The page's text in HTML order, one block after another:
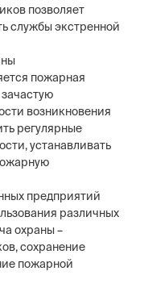
позволяет
службы экстренной
пожарная
зачастую
возникновения
регулярные
устанавливать
предприятий
различных
охраны –
сохранение
пожарной